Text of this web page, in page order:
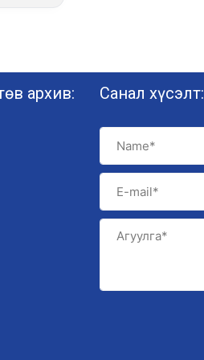
архив: Санал хүсэлт: